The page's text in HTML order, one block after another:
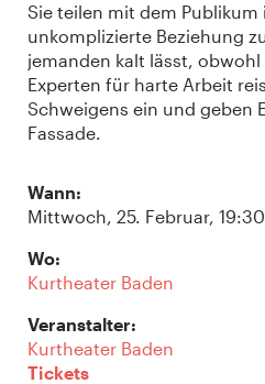
Sie teilen mit dem Publikum
unkomplizierte Beziehung
jemanden kalt lässt,
Experten für harte Arbeit
Schweigens ein und geben
Fassade.
Wann:
Mittwoch, 25. Februar,
Wo:
Kurtheater Baden
Veranstalter:
Kurtheater Baden
Tickets